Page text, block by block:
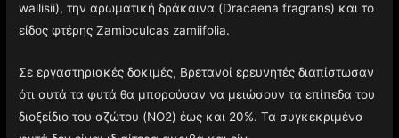
wallisii), την αρωματική δράκαινα (Dracaena fragrans) και το
είδος φτέρης Zamioculcas zamiifolia.
Σε εργαστηριακές δοκιμές, Βρετανοί ερευνητές διαπίστωσαν
ότι αυτά τα φυτά θα μπορούσαν να μειώσουν τα επίπεδα του
διοξείδιο του αζώτου (NO2) έως και 20%. Τα συγκεκριμένα